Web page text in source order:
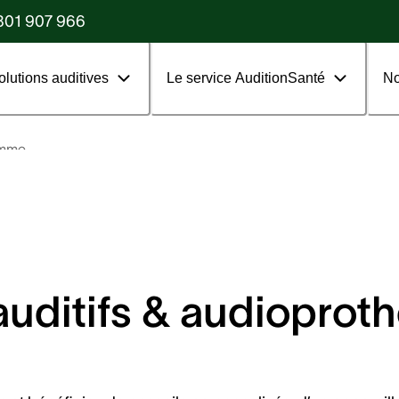
907 966
auditives Le service AuditionSanté
&